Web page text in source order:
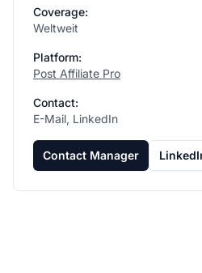
Coverage:
Weltweit
Platform:
Post Affiliate Pro
Contact:
E-Mail, LinkedIn
Contact Manager